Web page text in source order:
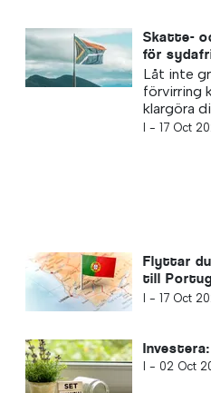
Skatte-
för
Låt inte
förvirring
klargöra
I - 17 Oct
Flyttar
till
skatt och
I - 17 Oct
I - 02 Oct